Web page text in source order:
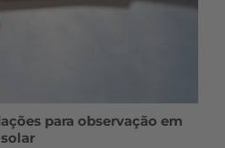
para observação em